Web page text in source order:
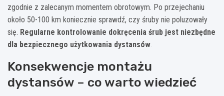
zgodnie z zalecanym momentem obrotowym. Po przejechaniu
około 50-100 km koniecznie sprawdź, czy śruby nie poluzowały
się. Regularne kontrolowanie dokręcenia śrub jest niezbędne
dla bezpiecznego użytkowania dystansów.
Konsekwencje montażu
dystansów – co warto wiedzieć